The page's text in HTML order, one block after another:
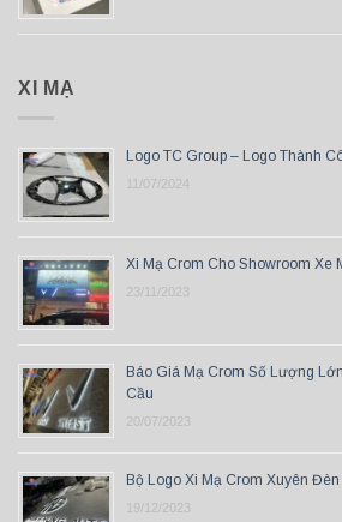
XI MẠ
Logo TC Group – Logo Thành
11/07/2024
Xi Mạ Crom Cho Showroom Xe
23/11/2023
Báo Giá Mạ Crom Số Lượng
Cầu
20/07/2023
Bộ Logo Xi Mạ Crom Xuyên
19/12/2023